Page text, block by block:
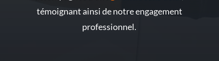
témoignant ainsi de notre engagement
professionnel.